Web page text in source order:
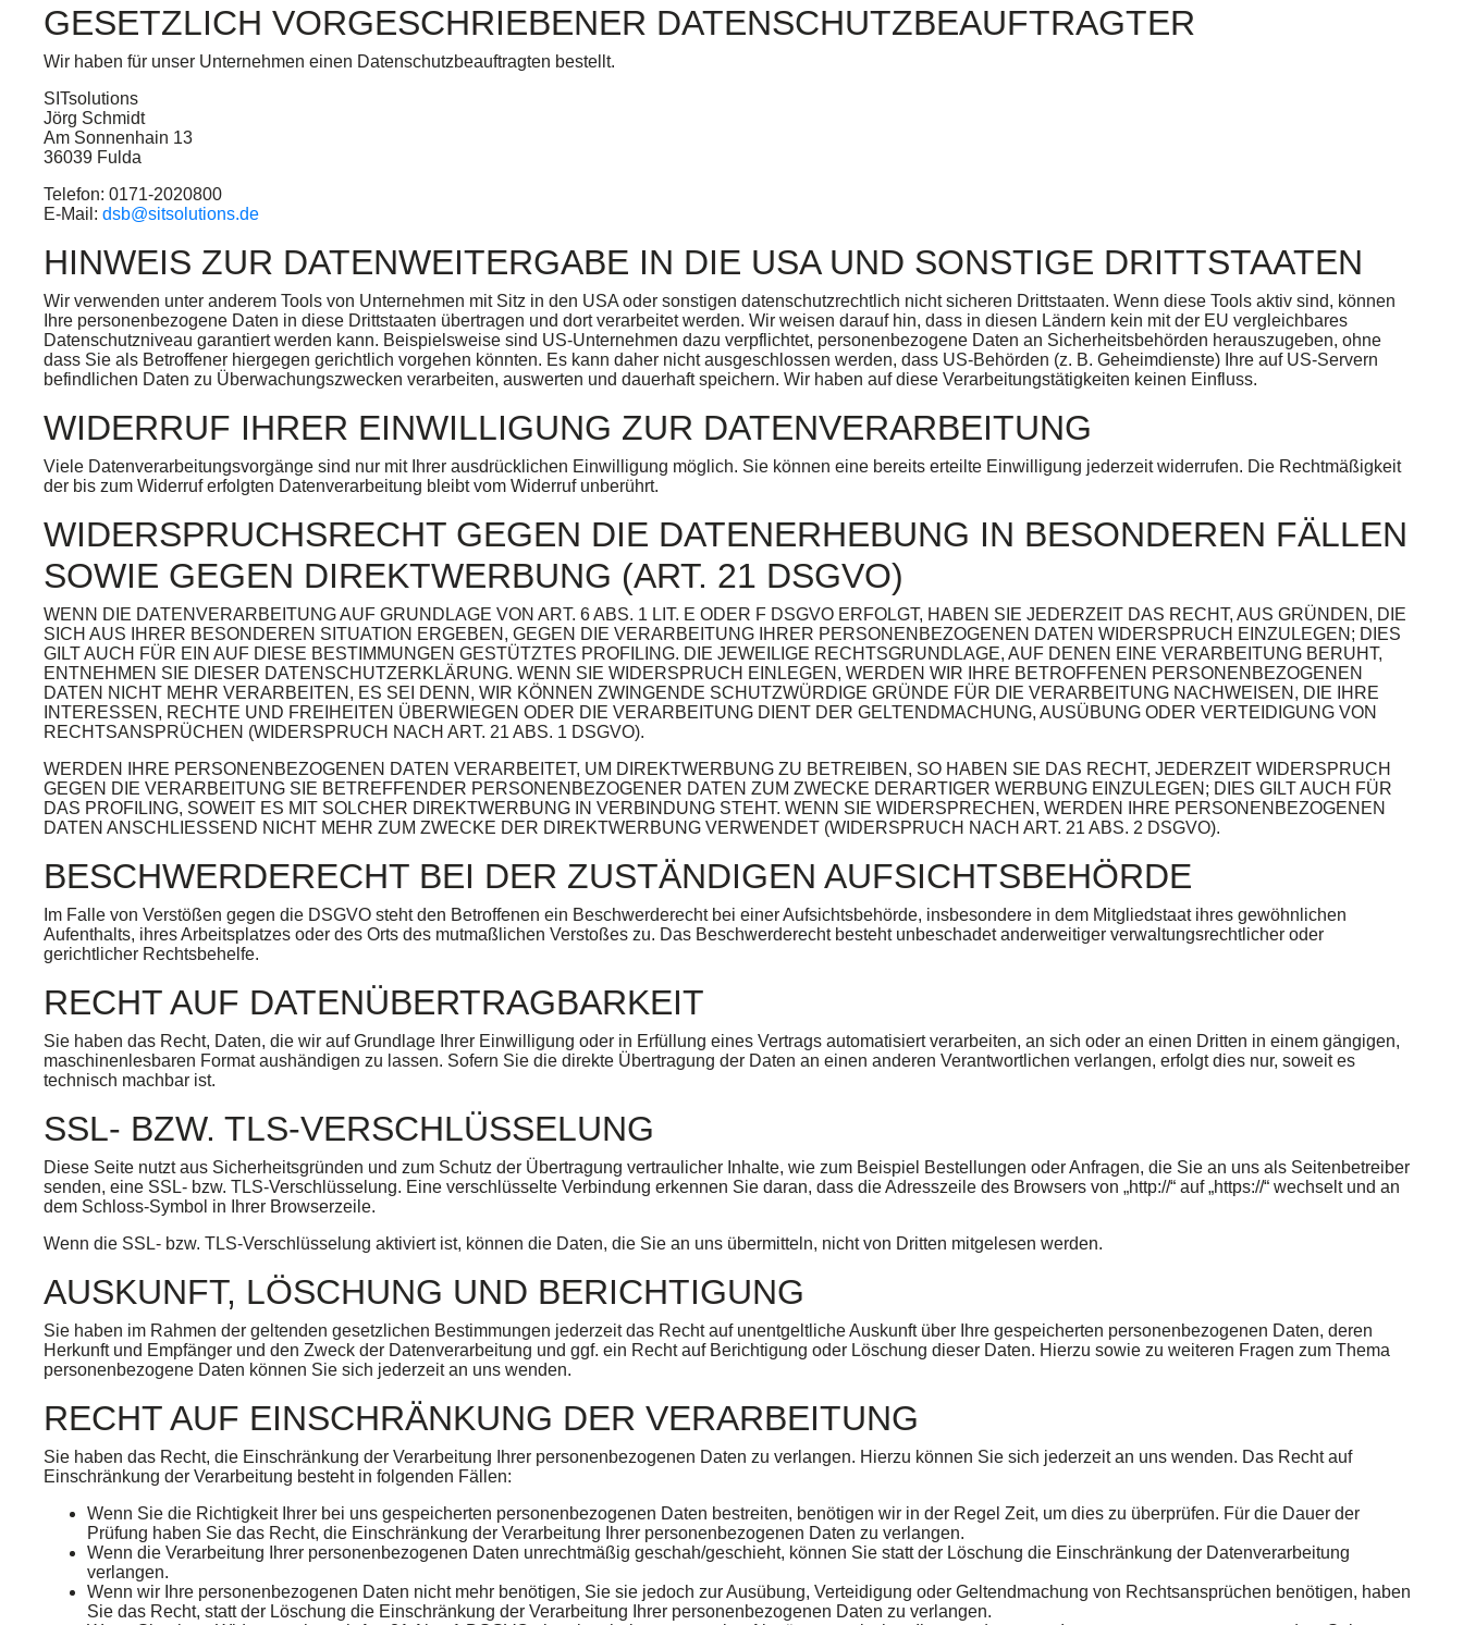
GESETZLICH VORGESCHRIEBENER DATENSCHUTZ­BEAUFTRAGTER
Wir haben für unser Unternehmen einen Datenschutzbeauftragten bestellt.
SITsolutions
Jörg Schmidt
Am Sonnenhain 13
36039 Fulda
Telefon: 0171-2020800
E-Mail: dsb@sitsolutions.de
HINWEIS ZUR DATENWEITERGABE IN DIE USA UND SONSTIGE DRITTSTAATEN
Wir verwenden unter anderem Tools von Unternehmen mit Sitz in den USA oder sonstigen datenschutzrechtlich nicht sicheren Drittstaaten. Wenn diese Tools aktiv sind, können
Ihre personenbezogene Daten in diese Drittstaaten übertragen und dort verarbeitet werden. Wir weisen darauf hin, dass in diesen Ländern kein mit der EU vergleichbares
Datenschutzniveau garantiert werden kann. Beispielsweise sind US-Unternehmen dazu verpflichtet, personenbezogene Daten an Sicherheitsbehörden herauszugeben, ohne
dass Sie als Betroffener hiergegen gerichtlich vorgehen könnten. Es kann daher nicht ausgeschlossen werden, dass US-Behörden (z. B. Geheimdienste) Ihre auf US-Servern
befindlichen Daten zu Überwachungszwecken verarbeiten, auswerten und dauerhaft speichern. Wir haben auf diese Verarbeitungstätigkeiten keinen Einfluss.
WIDERRUF IHRER EINWILLIGUNG ZUR DATENVERARBEITUNG
Viele Datenverarbeitungsvorgänge sind nur mit Ihrer ausdrücklichen Einwilligung möglich. Sie können eine bereits erteilte Einwilligung jederzeit widerrufen. Die Rechtmäßigkeit
der bis zum Widerruf erfolgten Datenverarbeitung bleibt vom Widerruf unberührt.
WIDERSPRUCHSRECHT GEGEN DIE DATENERHEBUNG IN BESONDEREN FÄLLEN
SOWIE GEGEN DIREKTWERBUNG (ART. 21 DSGVO)
WENN DIE DATENVERARBEITUNG AUF GRUNDLAGE VON ART. 6 ABS. 1 LIT. E ODER F DSGVO ERFOLGT, HABEN SIE JEDERZEIT DAS RECHT, AUS GRÜNDEN, DIE
SICH AUS IHRER BESONDEREN SITUATION ERGEBEN, GEGEN DIE VERARBEITUNG IHRER PERSONENBEZOGENEN DATEN WIDERSPRUCH EINZULEGEN; DIES
GILT AUCH FÜR EIN AUF DIESE BESTIMMUNGEN GESTÜTZTES PROFILING. DIE JEWEILIGE RECHTSGRUNDLAGE, AUF DENEN EINE VERARBEITUNG BERUHT,
ENTNEHMEN SIE DIESER DATENSCHUTZERKLÄRUNG. WENN SIE WIDERSPRUCH EINLEGEN, WERDEN WIR IHRE BETROFFENEN PERSONENBEZOGENEN
DATEN NICHT MEHR VERARBEITEN, ES SEI DENN, WIR KÖNNEN ZWINGENDE SCHUTZWÜRDIGE GRÜNDE FÜR DIE VERARBEITUNG NACHWEISEN, DIE IHRE
INTERESSEN, RECHTE UND FREIHEITEN ÜBERWIEGEN ODER DIE VERARBEITUNG DIENT DER GELTENDMACHUNG, AUSÜBUNG ODER VERTEIDIGUNG VON
RECHTSANSPRÜCHEN (WIDERSPRUCH NACH ART. 21 ABS. 1 DSGVO).
WERDEN IHRE PERSONENBEZOGENEN DATEN VERARBEITET, UM DIREKTWERBUNG ZU BETREIBEN, SO HABEN SIE DAS RECHT, JEDERZEIT WIDERSPRUCH
GEGEN DIE VERARBEITUNG SIE BETREFFENDER PERSONENBEZOGENER DATEN ZUM ZWECKE DERARTIGER WERBUNG EINZULEGEN; DIES GILT AUCH FÜR
DAS PROFILING, SOWEIT ES MIT SOLCHER DIREKTWERBUNG IN VERBINDUNG STEHT. WENN SIE WIDERSPRECHEN, WERDEN IHRE PERSONENBEZOGENEN
DATEN ANSCHLIESSEND NICHT MEHR ZUM ZWECKE DER DIREKTWERBUNG VERWENDET (WIDERSPRUCH NACH ART. 21 ABS. 2 DSGVO).
BESCHWERDE­RECHT BEI DER ZUSTÄNDIGEN AUFSICHTS­BEHÖRDE
Im Falle von Verstößen gegen die DSGVO steht den Betroffenen ein Beschwerderecht bei einer Aufsichtsbehörde, insbesondere in dem Mitgliedstaat ihres gewöhnlichen
Aufenthalts, ihres Arbeitsplatzes oder des Orts des mutmaßlichen Verstoßes zu. Das Beschwerderecht besteht unbeschadet anderweitiger verwaltungsrechtlicher oder
gerichtlicher Rechtsbehelfe.
RECHT AUF DATEN­ÜBERTRAG­BARKEIT
Sie haben das Recht, Daten, die wir auf Grundlage Ihrer Einwilligung oder in Erfüllung eines Vertrags automatisiert verarbeiten, an sich oder an einen Dritten in einem gängigen,
maschinenlesbaren Format aushändigen zu lassen. Sofern Sie die direkte Übertragung der Daten an einen anderen Verantwortlichen verlangen, erfolgt dies nur, soweit es
technisch machbar ist.
SSL- BZW. TLS-VERSCHLÜSSELUNG
Diese Seite nutzt aus Sicherheitsgründen und zum Schutz der Übertragung vertraulicher Inhalte, wie zum Beispiel Bestellungen oder Anfragen, die Sie an uns als Seitenbetreiber
senden, eine SSL- bzw. TLS-Verschlüsselung. Eine verschlüsselte Verbindung erkennen Sie daran, dass die Adresszeile des Browsers von „http://“ auf „https://“ wechselt und an
dem Schloss-Symbol in Ihrer Browserzeile.
Wenn die SSL- bzw. TLS-Verschlüsselung aktiviert ist, können die Daten, die Sie an uns übermitteln, nicht von Dritten mitgelesen werden.
AUSKUNFT, LÖSCHUNG UND BERICHTIGUNG
Sie haben im Rahmen der geltenden gesetzlichen Bestimmungen jederzeit das Recht auf unentgeltliche Auskunft über Ihre gespeicherten personenbezogenen Daten, deren
Herkunft und Empfänger und den Zweck der Datenverarbeitung und ggf. ein Recht auf Berichtigung oder Löschung dieser Daten. Hierzu sowie zu weiteren Fragen zum Thema
personenbezogene Daten können Sie sich jederzeit an uns wenden.
RECHT AUF EINSCHRÄNKUNG DER VERARBEITUNG
Sie haben das Recht, die Einschränkung der Verarbeitung Ihrer personenbezogenen Daten zu verlangen. Hierzu können Sie sich jederzeit an uns wenden. Das Recht auf
Einschränkung der Verarbeitung besteht in folgenden Fällen:
Wenn Sie die Richtigkeit Ihrer bei uns gespeicherten personenbezogenen Daten bestreiten, benötigen wir in der Regel Zeit, um dies zu überprüfen. Für die Dauer der
Prüfung haben Sie das Recht, die Einschränkung der Verarbeitung Ihrer personenbezogenen Daten zu verlangen.
Wenn die Verarbeitung Ihrer personenbezogenen Daten unrechtmäßig geschah/geschieht, können Sie statt der Löschung die Einschränkung der Datenverarbeitung
verlangen.
Wenn wir Ihre personenbezogenen Daten nicht mehr benötigen, Sie sie jedoch zur Ausübung, Verteidigung oder Geltendmachung von Rechtsansprüchen benötigen, haben
Sie das Recht, statt der Löschung die Einschränkung der Verarbeitung Ihrer personenbezogenen Daten zu verlangen.